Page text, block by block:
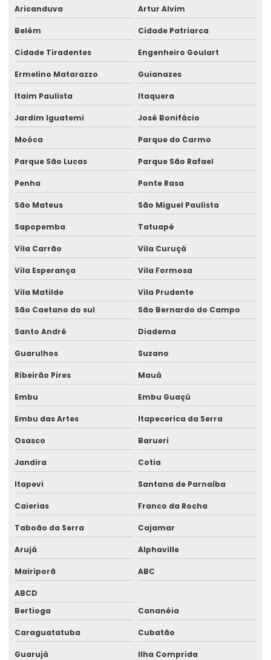
Aricanduva Artur Alvim
Belém Cidade Patriarca
Cidade Tiradentes Engenheiro Goulart
Ermelino Matarazzo Guianazes
Itaim Paulista Itaquera
Jardim Iguatemi José Bonifácio
Moóca Parque do Carmo
Parque São Lucas Parque São Rafael
Penha Ponte Rasa
São Mateus São Miguel Paulista
Sapopemba Tatuapé
Vila Carrão Vila Curuçá
Vila Esperança Vila Formosa
Vila Matilde
Vila Prudente
São Caetano do sul
São Bernardo do Campo
Santo André Diadema
Guarulhos Suzano
Ribeirão Pires Mauá
Embu Embu Guaçú
Embu das Artes Itapecerica da Serra
Osasco Barueri
Jandira Cotia
Itapevi Santana de Parnaíba
Caierias Franco da Rocha
Taboão da Serra Cajamar
Arujá Alphaville
Mairiporã ABC
ABCD
Bertioga
Cananéia
Caraguatatuba Cubatão
Guarujá Ilha Comprida